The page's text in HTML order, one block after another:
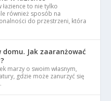
to nie tylko
również sposób na
do przestrzeni, która
domu. Jak zaaranżować
marzy o swoim własnym,
gdzie może zanurzyć się